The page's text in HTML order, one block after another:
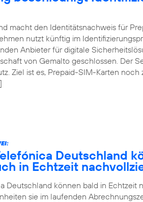
macht den Identitätsnachweis für
nutzt künftig im
Anbieter für digitale
von Gemalto geschlossen. Der
Ziel ist es, Prepaid-SIM-Karten noch
Deutschland
in Echtzeit
Deutschland können bald in Echtzeit
sie im laufenden